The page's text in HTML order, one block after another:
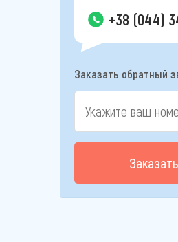
+38 (044)
Заказать обратный